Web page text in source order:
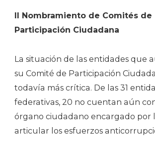
II Nombramiento de Comités de
Participación Ciudadana
La situación de las entidades que
su Comité de Participación
todavía más crítica. De las 31
federativas, 20 no cuentan aún
órgano ciudadano encargado por
articular los esfuerzos